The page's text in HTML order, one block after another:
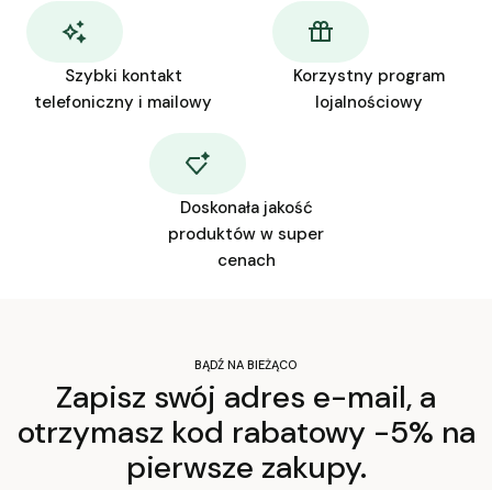
Szybki kontakt
telefoniczny i mailowy
Korzystny program
lojalnościowy
Doskonała jakość
produktów w super
cenach
BĄDŹ NA BIEŻĄCO
Zapisz swój adres e-mail, a
otrzymasz kod rabatowy -5% na
pierwsze zakupy.